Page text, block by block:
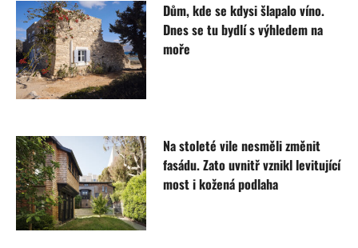
Dům, kde se kdysi šlapalo víno.
Dnes se tu bydlí s výhledem na
moře
Na stoleté vile nesměli změnit
fasádu. Zato uvnitř vznikl levitující
most i kožená podlaha